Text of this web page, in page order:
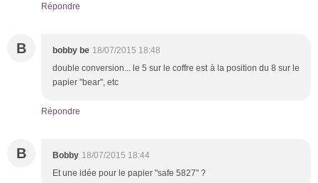
Répondre
B bobby be 18/07/2015 18:48
double conversion... le 5 sur le coffre est à la position du 8 sur le
papier "bear", etc
Répondre
B Bobby 18/07/2015 18:44
Et une idée pour le papier "safe 5827" ?